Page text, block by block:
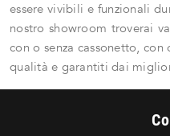
essere vivibili e funzionali
nostro showroom troverai
con o senza cassonetto,
qualità e garantiti dai